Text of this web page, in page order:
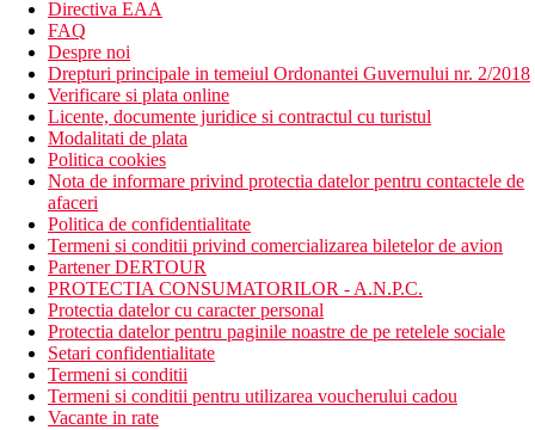
Directiva EAA
FAQ
Despre noi
Drepturi principale in temeiul Ordonantei Guvernului nr. 2/2018
Verificare si plata online
Licente, documente juridice si contractul cu turistul
Modalitati de plata
Politica cookies
Nota de informare privind protectia datelor pentru contactele de
afaceri
Politica de confidentialitate
Termeni si conditii privind comercializarea biletelor de avion
Partener DERTOUR
PROTECTIA CONSUMATORILOR - A.N.P.C.
Protectia datelor cu caracter personal
Protectia datelor pentru paginile noastre de pe retelele sociale
Setari confidentialitate
Termeni si conditii
Termeni si conditii pentru utilizarea voucherului cadou
Vacante in rate